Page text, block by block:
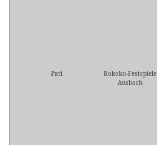
Pati
Rokoko-Festspiele
Ansbach